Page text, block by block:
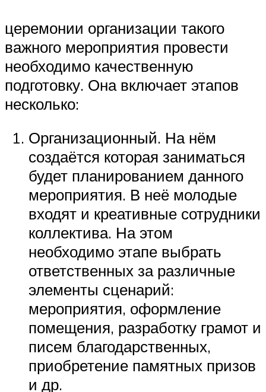
церемонии организации такого
важного мероприятия провести
необходимо качественную
подготовку. Она включает этапов
несколько:
Организационный. На нём
создаётся которая заниматься
будет планированием данного
мероприятия. В неё молодые
входят и креативные сотрудники
коллектива. На этом
необходимо этапе выбрать
ответственных за различные
элементы сценарий:
мероприятия, оформление
помещения, разработку грамот и
писем благодарственных,
приобретение памятных призов
и др.